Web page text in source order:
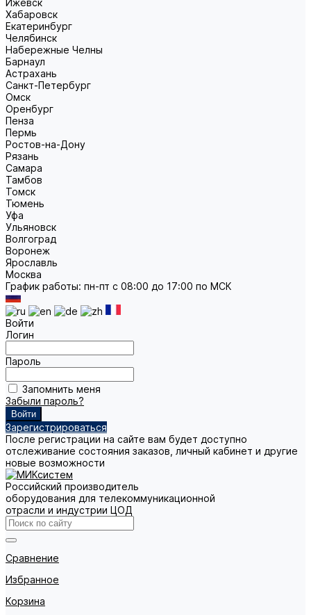
Ижевск
Хабаровск
Екатеринбург
Челябинск
Набережные Челны
Барнаул
Астрахань
Санкт-Петербург
Омск
Оренбург
Пенза
Пермь
Ростов-на-Дону
Рязань
Самара
Тамбов
Томск
Тюмень
Уфа
Ульяновск
Волгоград
Воронеж
Ярославль
Москва
График работы: пн-пт с 08:00 до 17:00 по МСК
Войти
Логин
Пароль
Запомнить меня
Забыли пароль?
Зарегистрироваться
После регистрации на сайте вам будет доступно
отслеживание состояния заказов, личный кабинет и другие
новые возможности
Российский производитель
оборудования для телекоммуникационной
отрасли и индустрии ЦОД
Сравнение
Избранное
Корзина